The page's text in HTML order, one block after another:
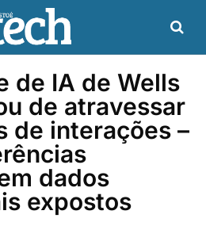
de IA de Wells
de atravessar
de interações –
dados
expostos